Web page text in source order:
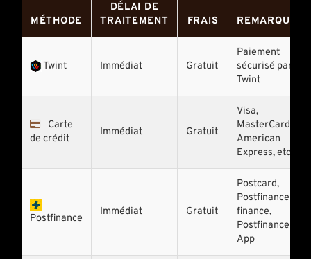
MÉTHODE
DÉLAI DE
TRAITEMENT
FRAIS REMARQUES
Twint Immédiat Gratuit
Paiement
sécurisé par
Twint
Carte
de crédit
Immédiat Gratuit
Visa,
MasterCard,
American
Express, etc
Postfinance
Immédiat Gratuit
Postcard,
Postfinance e-
finance,
Postfinance
App